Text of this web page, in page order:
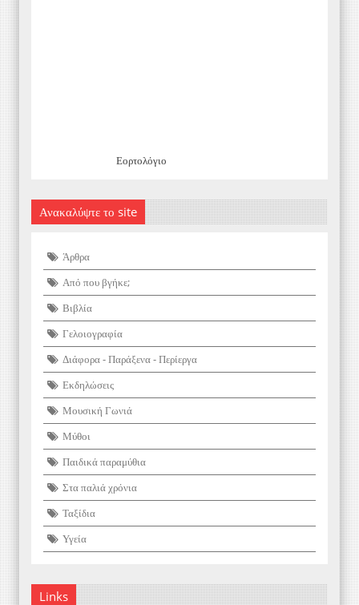
Εορτολόγιο
Ανακαλύψτε το site
Άρθρα
Από που βγήκε;
Βιβλία
Γελοιογραφία
Διάφορα - Παράξενα - Περίεργα
Εκδηλώσεις
Μουσική Γωνιά
Μύθοι
Παιδικά παραμύθια
Στα παλιά χρόνια
Ταξίδια
Υγεία
Links